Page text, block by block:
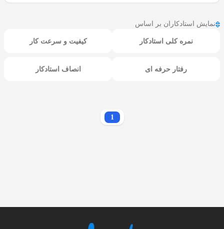
نمایش استادکاران بر اساس
نمره کلی استادکار کیفیت و سرعت کار
رفتار حرفه ای انصاف استادکار
1